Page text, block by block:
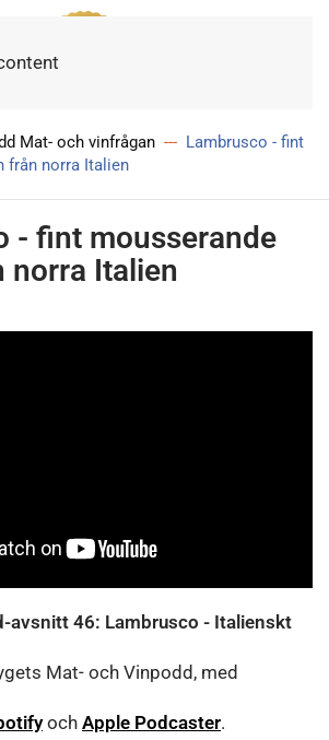
Mat- och vinfrågan
Lambrusco - fint
från norra Italien
- fint mousserande
norra Italien
avsnitt 46: Lambrusco - Italienskt
Mat- och Vinpodd, med
och Apple Podcaster.